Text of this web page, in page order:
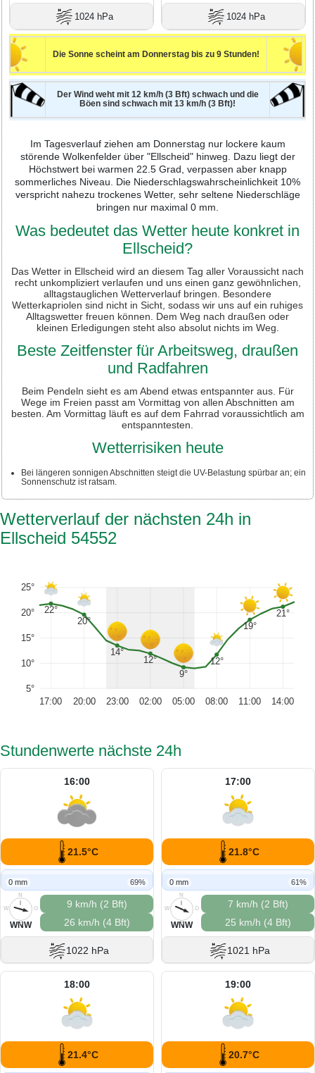
1024 hPa 1024 hPa
Die Sonne scheint am Donnerstag bis zu 9 Stunden!
Der Wind weht mit 12 km/h (3 Bft) schwach und die
Böen sind schwach mit 13 km/h (3 Bft)!
Im Tagesverlauf ziehen am Donnerstag nur lockere kaum
störende Wolkenfelder über "Ellscheid" hinweg. Dazu liegt der
Höchstwert bei warmen 22.5 Grad, verpassen aber knapp
sommerliches Niveau. Die Niederschlagswahrscheinlichkeit 10%
verspricht nahezu trockenes Wetter, sehr seltene Niederschläge
bringen nur maximal 0 mm.
Was bedeutet das Wetter heute konkret in
Ellscheid?
Das Wetter in Ellscheid wird an diesem Tag aller Voraussicht nach
recht unkompliziert verlaufen und uns einen ganz gewöhnlichen,
alltagstauglichen Wetterverlauf bringen. Besondere
Wetterkapriolen sind nicht in Sicht, sodass wir uns auf ein ruhiges
Alltagswetter freuen können. Dem Weg nach draußen oder
kleinen Erledigungen steht also absolut nichts im Weg.
Beste Zeitfenster für Arbeitsweg, draußen
und Radfahren
Beim Pendeln sieht es am Abend etwas entspannter aus. Für
Wege im Freien passt am Vormittag von allen Abschnitten am
besten. Am Vormittag läuft es auf dem Fahrrad voraussichtlich am
entspanntesten.
Wetterrisiken heute
Bei längeren sonnigen Abschnitten steigt die UV-Belastung spürbar an; ein
Sonnenschutz ist ratsam.
Wetterverlauf der nächsten 24h in
Ellscheid 54552
5°
10°
15°
20°
25°
22°
20°
14°
12°
9°
12°
19°
21°
17:00 20:00 23:00 02:00 05:00 08:00 11:00 14:00
Stundenwerte nächste 24h
16:00
21.5°C
0 mm 69%
N
O
S
W
WNW
9 km/h (2 Bft)
26 km/h (4 Bft)
1022 hPa
17:00
21.8°C
0 mm 61%
N
O
S
W
WNW
7 km/h (2 Bft)
25 km/h (4 Bft)
1021 hPa
18:00
21.4°C
19:00
20.7°C